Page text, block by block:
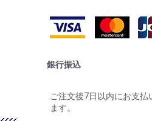
銀行振込
ご注文後7日以内にお支
ます。